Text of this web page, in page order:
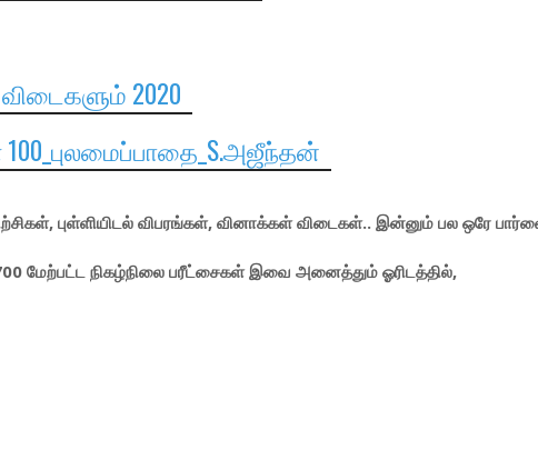
2020
புள்ளியிடல் விபரங்கள், வினாக்கள் விடைகள்.. இன்னும் பல ஒரே
மேற்பட்ட நிகழ்நிலை பரீட்சைகள் இவை அனைத்தும் ஓரிடத்தில்,